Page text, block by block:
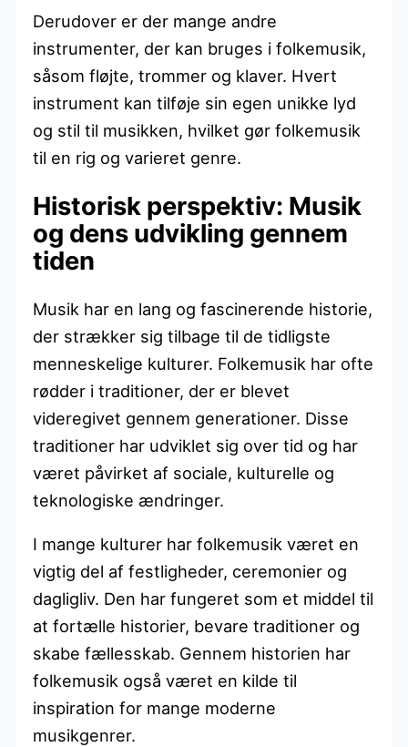
Derudover er der mange andre
instrumenter, der kan bruges i folkemusik,
såsom fløjte, trommer og klaver. Hvert
instrument kan tilføje sin egen unikke lyd
og stil til musikken, hvilket gør folkemusik
til en rig og varieret genre.
Historisk perspektiv: Musik
og dens udvikling gennem
tiden
Musik har en lang og fascinerende historie,
der strækker sig tilbage til de tidligste
menneskelige kulturer. Folkemusik har ofte
rødder i traditioner, der er blevet
videregivet gennem generationer. Disse
traditioner har udviklet sig over tid og har
været påvirket af sociale, kulturelle og
teknologiske ændringer.
I mange kulturer har folkemusik været en
vigtig del af festligheder, ceremonier og
dagligliv. Den har fungeret som et middel til
at fortælle historier, bevare traditioner og
skabe fællesskab. Gennem historien har
folkemusik også været en kilde til
inspiration for mange moderne
musikgenrer.